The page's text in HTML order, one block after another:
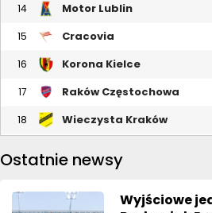
14 Motor Lublin
15 Cracovia
16 Korona Kielce
17 Raków Częstochowa
18 Wieczysta Kraków
Ostatnie newsy
Wyjściowe